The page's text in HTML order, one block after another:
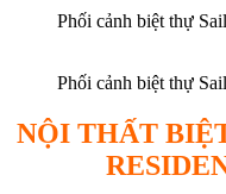
Phối cảnh biệt thự
Phối cảnh biệt thự
NỘI THẤT